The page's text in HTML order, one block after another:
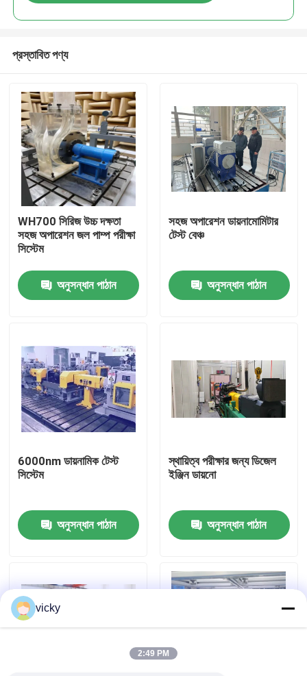
আমাদের সম্বন্ধে
কারখানা ভ্রমণ
খবর
মামলা
টর্ক ডায়নামিটার
প্রস্তাবিত পণ্য
WH700 সিরিজ উচ্চ দক্ষতা
সহজ অপারেশন জল পাম্প পরীক্ষা
সিস্টেম
অনুসন্ধান পাঠান
সহজ অপারেশন ডায়নামোমিটার
টেস্ট বেঞ্চ
অনুসন্ধান পাঠান
6000nm ডায়নামিক টেস্ট
সিস্টেম
অনুসন্ধান পাঠান
স্থায়িত্ব পরীক্ষার জন্য ডিজেল
ইঞ্জিন ডায়নো
অনুসন্ধান পাঠান
vicky
2:49 PM